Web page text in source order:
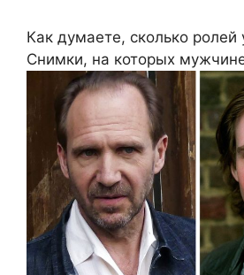
Как думаете, сколько
Снимки, на которых